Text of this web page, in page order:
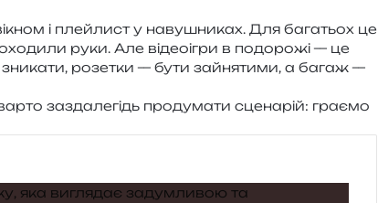
і плей­лист у наву­шни­ках. Для бага­тьох це
руки. Але відео­і­гри в подо­ро­жі — це
розе­тки — бути зайня­ти­ми, а багаж —
зазда­ле­гідь про­ду­ма­ти сце­на­рій: гра­є­мо